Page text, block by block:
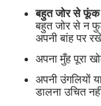
बहुत जोर से फूंक
बहुत जोर से न
अपनी बांह पर
अपना मुँह पूरा
अपनी उंगलियों
डालना उचित